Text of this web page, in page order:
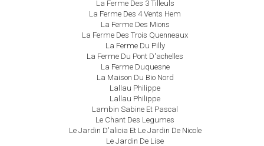
La Ferme Des 3 Tilleuls
La Ferme Des 4 Vents Hem
La Ferme Des Mions
La Ferme Des Trois Quenneaux
La Ferme Du Pilly
La Ferme Du Pont D'achelles
La Ferme Duquesne
La Maison Du Bio Nord
Lallau Philippe
Lallau Philippe
Lambin Sabine Et Pascal
Le Chant Des Legumes
Le Jardin D'alicia Et Le Jardin De Nicole
Le Jardin De Lise